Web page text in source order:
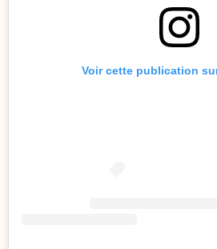
Voir cette publication